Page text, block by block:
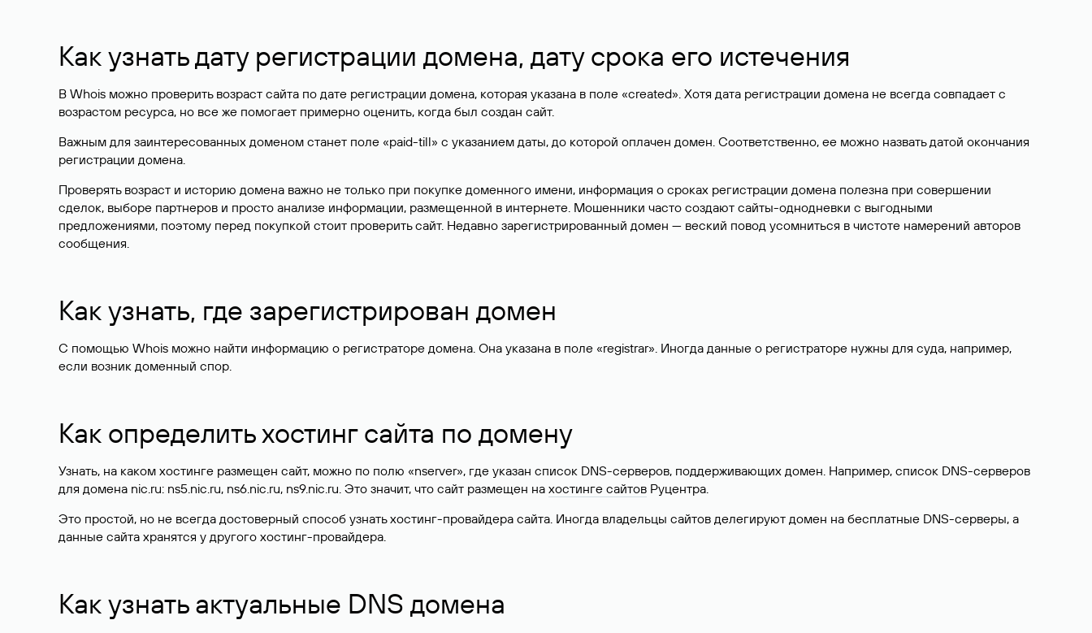
Как узнать дату регистрации домена, дату срока его истечения
В Whois можно проверить возраст сайта по дате регистрации домена, которая указана в поле «created». Хотя дата регистрации домена не всегда совпадает с
возрастом ресурса, но все же помогает примерно оценить, когда был создан сайт.
Важным для заинтересованных доменом станет поле «paid-till» с указанием даты, до которой оплачен домен. Соответственно, ее можно назвать датой окончания
регистрации домена.
Проверять возраст и историю домена важно не только при покупке доменного имени, информация о сроках регистрации домена полезна при совершении
сделок, выборе партнеров и просто анализе информации, размещенной в интернете. Мошенники часто создают сайты-однодневки с выгодными
предложениями, поэтому перед покупкой стоит проверить сайт. Недавно зарегистрированный домен — веский повод усомниться в чистоте намерений авторов
сообщения.
Как узнать, где зарегистрирован домен
С помощью Whois можно найти информацию о регистраторе домена. Она указана в поле «registrar». Иногда данные о регистраторе нужны для суда, например,
если возник доменный спор.
Как определить хостинг сайта по домену
Узнать, на каком хостинге размещен сайт, можно по полю «nserver», где указан список DNS-серверов, поддерживающих домен. Например, список DNS-серверов
для домена nic.ru: ns5.nic.ru, ns6.nic.ru, ns9.nic.ru. Это значит, что сайт размещен на хостинге сайтов Руцентра.
Это простой, но не всегда достоверный способ узнать хостинг-провайдера сайта. Иногда владельцы сайтов делегируют домен на бесплатные DNS-серверы, а
данные сайта хранятся у другого хостинг-провайдера.
Как узнать актуальные DNS домена